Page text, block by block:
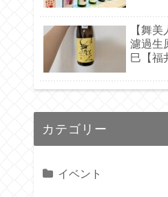
【舞
濾過
巳【福
カテゴリー
イベント